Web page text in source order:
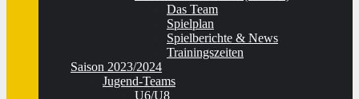
Das Team
Spielplan
Spielberichte & News
Trainingszeiten
Saison 2023/2024
Jugend-Teams
U6/U8